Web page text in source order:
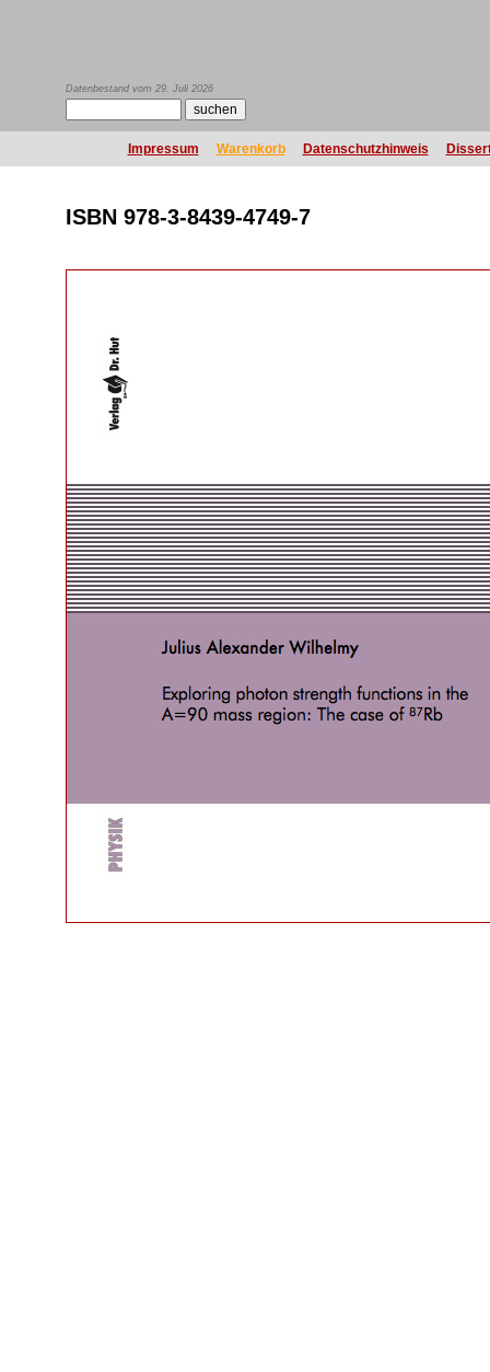
Datenbestand vom 29. Juli 2026
Impressum Warenkorb Datenschutzhinweis
ISBN 978-3-8439-4749-7